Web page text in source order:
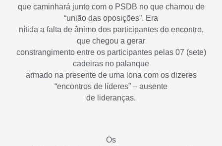
que caminhará junto com o PSDB no que chamou de
“união das oposições”. Era
nítida a falta de ânimo dos participantes do encontro,
que chegou a gerar
constrangimento entre os participantes pelas 07 (sete)
cadeiras no palanque
armado na presente de uma lona com os dizeres
“encontros de líderes” – ausente
de lideranças.
Os